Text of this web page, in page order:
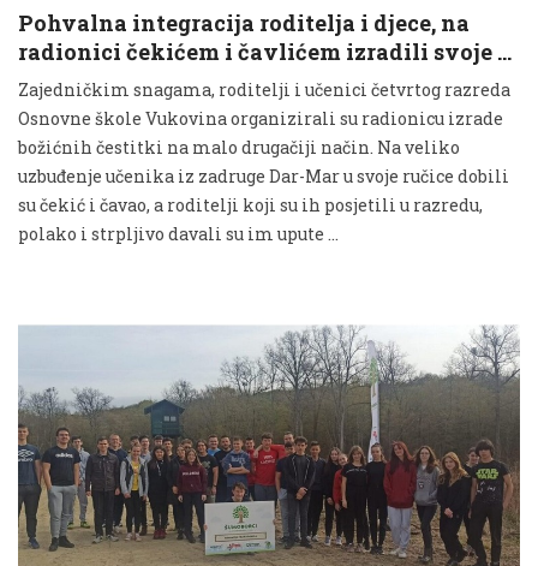
Pohvalna integracija roditelja i djece, na
radionici čekićem i čavlićem izradili svoje …
Zajedničkim snagama, roditelji i učenici četvrtog razreda
Osnovne škole Vukovina organizirali su radionicu izrade
božićnih čestitki na malo drugačiji način. Na veliko
uzbuđenje učenika iz zadruge Dar-Mar u svoje ručice dobili
su čekić i čavao, a roditelji koji su ih posjetili u razredu,
polako i strpljivo davali su im upute …